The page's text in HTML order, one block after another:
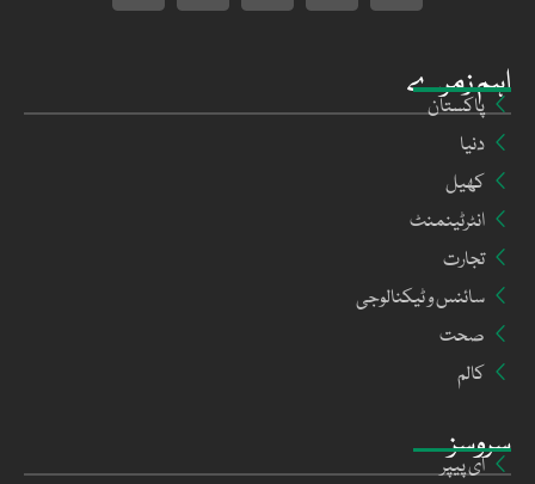
سروسز
ای پیپر
اہم زمرے
پاکستان
دنیا
کھیل
انٹرٹینمنٹ
تجارت
سائنس و ٹیکنالوجی
صحت
کالم